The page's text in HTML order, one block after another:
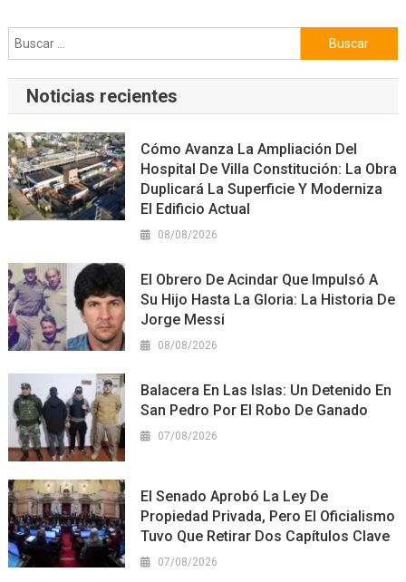
Buscar:
Noticias recientes
Cómo Avanza La Ampliación Del
Hospital De Villa Constitución: La Obra
Duplicará La Superficie Y Moderniza
El Edificio Actual
08/08/2026
El Obrero De Acindar Que Impulsó A
Su Hijo Hasta La Gloria: La Historia De
Jorge Messi
08/08/2026
Balacera En Las Islas: Un Detenido En
San Pedro Por El Robo De Ganado
07/08/2026
El Senado Aprobó La Ley De
Propiedad Privada, Pero El Oficialismo
Tuvo Que Retirar Dos Capítulos Clave
07/08/2026